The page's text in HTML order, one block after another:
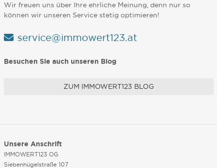
Wir freuen uns über Ihre ehrliche Meinung, denn nur so
können wir unseren Service stetig optimieren!
service@immowert123.at
Besuchen Sie auch unseren Blog
ZUM IMMOWERT123 BLOG
Unsere Anschrift
IMMOWERT123 OG
Siebenhügelstraße 107